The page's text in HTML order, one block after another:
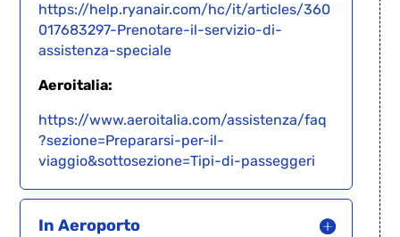
https://help.ryanair.com/hc/it/articles/360
017683297-Prenotare-il-servizio-di-
assistenza-speciale
Aeroitalia:
https://www.aeroitalia.com/assistenza/faq
?sezione=Prepararsi-per-il-
viaggio&sottosezione=Tipi-di-passeggeri
In Aeroporto